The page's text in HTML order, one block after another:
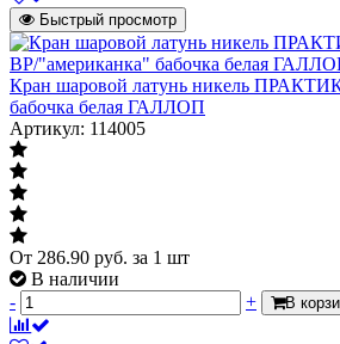
Температура рабочей среды
Область применения
Комплект поставки
Гарантия
Гарантия
Гарантийный срок со дня продажи.
Гарантия производителя
Гарантия производителя
Быстрый просмотр
Кран шаровой латунь никель
бабочка белая ГАЛЛОП
Артикул: 114005
От 286.90 руб. за 1 шт
В наличии
-
+ В